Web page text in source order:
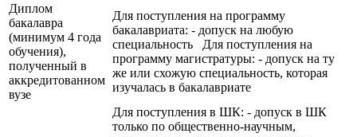
Диплом
бакалавра
(минимум 4 года
обучения),
полученный в
аккредитованном
вузе
Для поступления на программу
бакалавриата: - допуск на любую
специальность Для поступления на
программу магистратуры: - допуск на ту
же или схожую специальность, которая
изучалась в бакалавриате
Для поступления в ШК: - допуск в ШК
только по общественно-научным,